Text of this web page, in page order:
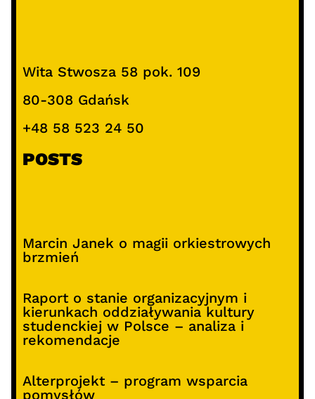
Wita Stwosza 58 pok. 109
80-308 Gdańsk
+48 58 523 24 50
POSTS
Marcin Janek o magii orkiestrowych
brzmień
Raport o stanie organizacyjnym i
kierunkach oddziaływania kultury
studenckiej w Polsce – analiza i
rekomendacje
Alterprojekt – program wsparcia
pomysłów